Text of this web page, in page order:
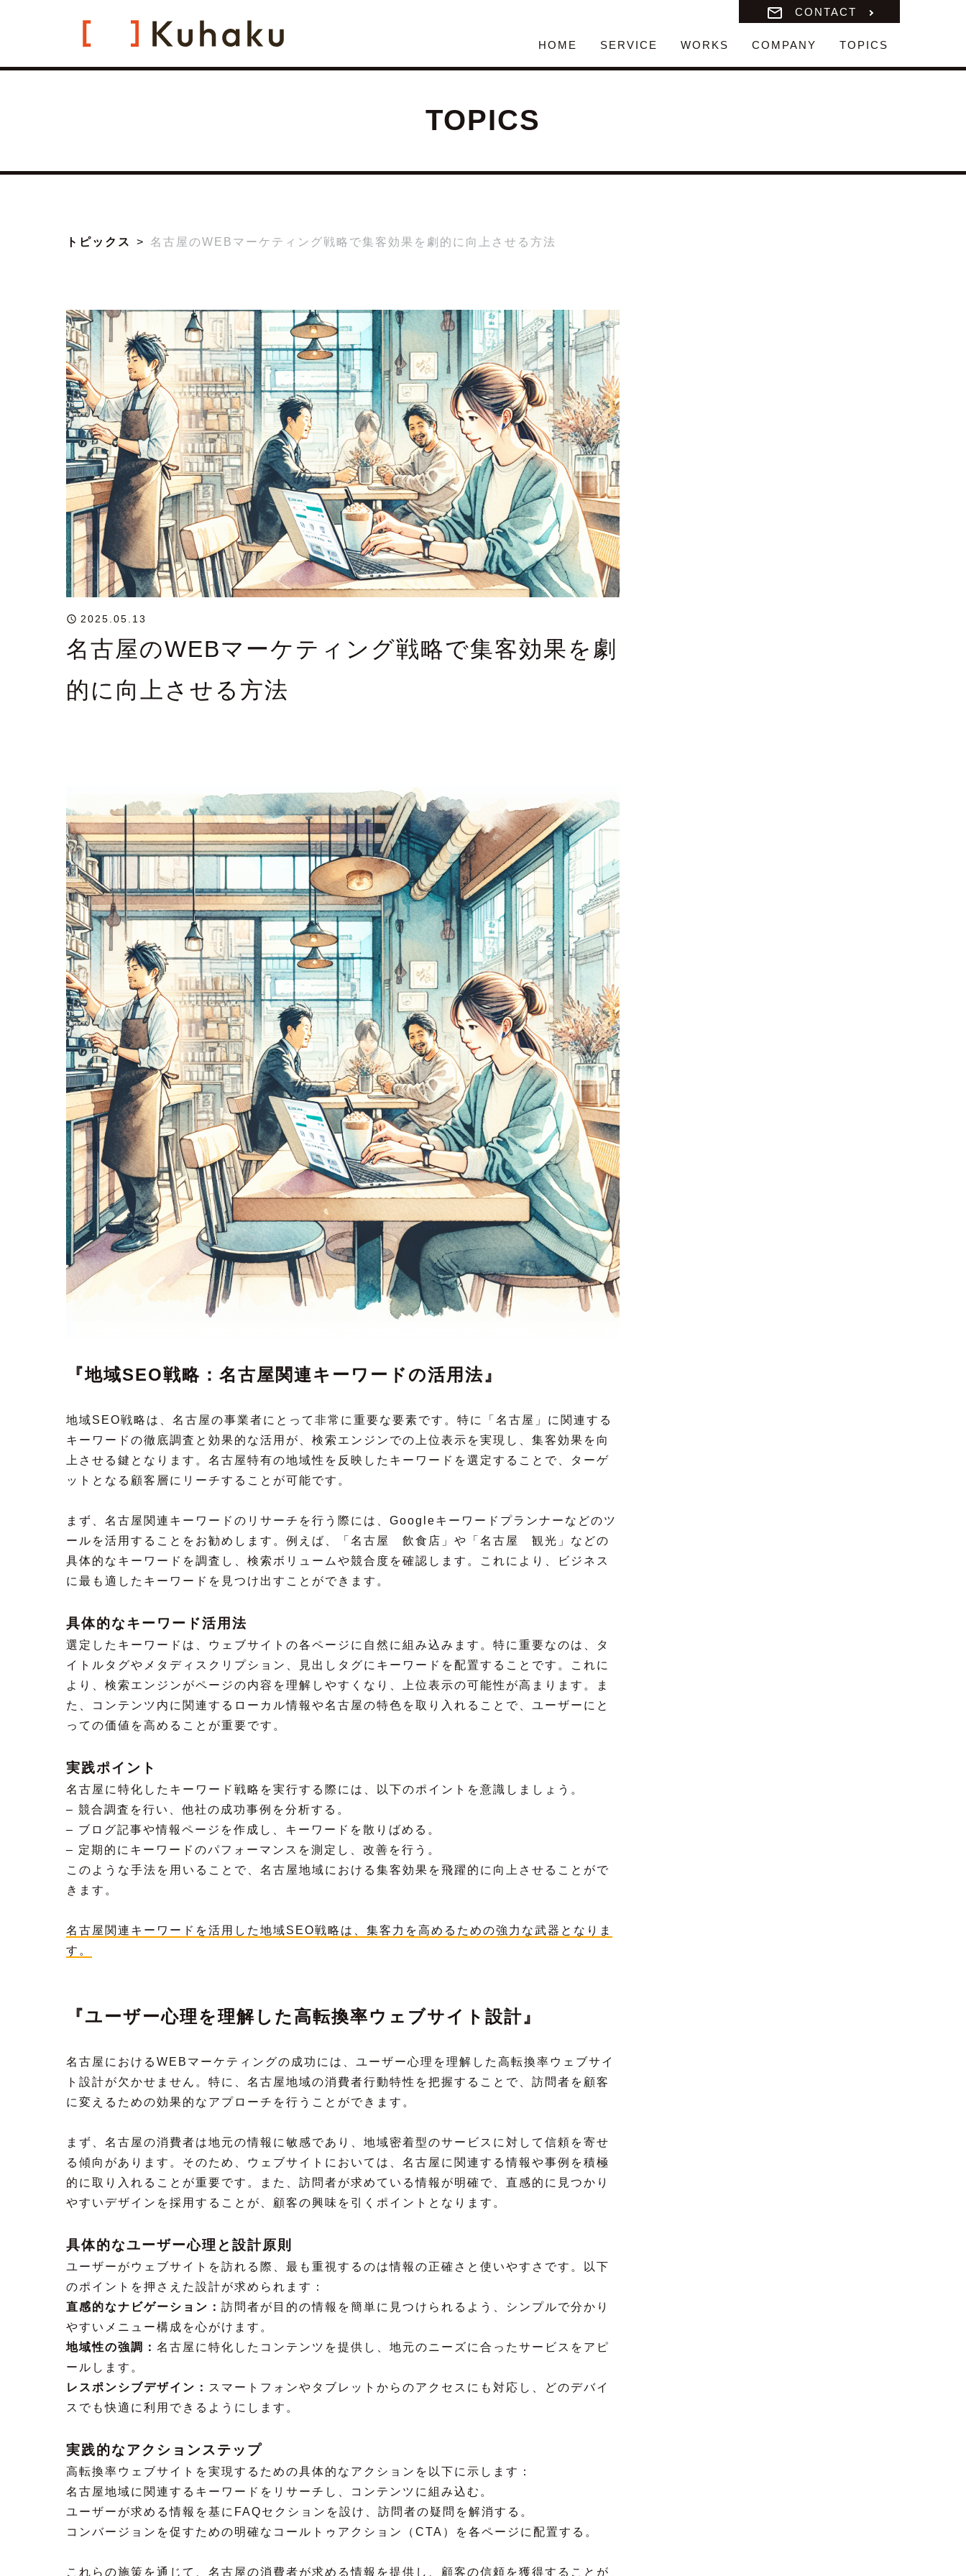
HOME SERVICE WORKS COMPANY TOPICS
CONTACT
TOPICS
トピックス 名古屋のWEBマーケティング戦略で集客効果を劇的に向上させる方法
2025.05.13
名古屋のWEBマーケティング戦略で集客効果を劇
的に向上させる方法
『地域SEO戦略：名古屋関連キーワードの活用法』
地域SEO戦略は、名古屋の事業者にとって非常に重要な要素です。特に「名古屋」に関連する
キーワードの徹底調査と効果的な活用が、検索エンジンでの上位表示を実現し、集客効果を向
上させる鍵となります。名古屋特有の地域性を反映したキーワードを選定することで、ターゲ
ットとなる顧客層にリーチすることが可能です。
まず、名古屋関連キーワードのリサーチを行う際には、Googleキーワードプランナーなどのツ
ールを活用することをお勧めします。例えば、「名古屋 飲食店」や「名古屋 観光」などの
具体的なキーワードを調査し、検索ボリュームや競合度を確認します。これにより、ビジネス
に最も適したキーワードを見つけ出すことができます。
具体的なキーワード活用法
選定したキーワードは、ウェブサイトの各ページに自然に組み込みます。特に重要なのは、タ
イトルタグやメタディスクリプション、見出しタグにキーワードを配置することです。これに
より、検索エンジンがページの内容を理解しやすくなり、上位表示の可能性が高まります。ま
た、コンテンツ内に関連するローカル情報や名古屋の特色を取り入れることで、ユーザーにと
っての価値を高めることが重要です。
実践ポイント
名古屋に特化したキーワード戦略を実行する際には、以下のポイントを意識しましょう。
– 競合調査を行い、他社の成功事例を分析する。
– ブログ記事や情報ページを作成し、キーワードを散りばめる。
– 定期的にキーワードのパフォーマンスを測定し、改善を行う。
このような手法を用いることで、名古屋地域における集客効果を飛躍的に向上させることがで
きます。
名古屋関連キーワードを活用した地域SEO戦略は、集客力を高めるための強力な武器となりま
す。
『ユーザー心理を理解した高転換率ウェブサイト設計』
名古屋におけるWEBマーケティングの成功には、ユーザー心理を理解した高転換率ウェブサイ
ト設計が欠かせません。特に、名古屋地域の消費者行動特性を把握することで、訪問者を顧客
に変えるための効果的なアプローチを行うことができます。
まず、名古屋の消費者は地元の情報に敏感であり、地域密着型のサービスに対して信頼を寄せ
る傾向があります。そのため、ウェブサイトにおいては、名古屋に関連する情報や事例を積極
的に取り入れることが重要です。また、訪問者が求めている情報が明確で、直感的に見つかり
やすいデザインを採用することが、顧客の興味を引くポイントとなります。
具体的なユーザー心理と設計原則
ユーザーがウェブサイトを訪れる際、最も重視するのは情報の正確さと使いやすさです。以下
のポイントを押さえた設計が求められます：
直感的なナビゲーション： 訪問者が目的の情報を簡単に見つけられるよう、シンプルで分かり
やすいメニュー構成を心がけます。
地域性の強調： 名古屋に特化したコンテンツを提供し、地元のニーズに合ったサービスをアピ
ールします。
レスポンシブデザイン： スマートフォンやタブレットからのアクセスにも対応し、どのデバイ
スでも快適に利用できるようにします。
実践的なアクションステップ
高転換率ウェブサイトを実現するための具体的なアクションを以下に示します：
名古屋地域に関連するキーワードをリサーチし、コンテンツに組み込む。
ユーザーが求める情報を基にFAQセクションを設け、訪問者の疑問を解消する。
コンバージョンを促すための明確なコールトゥアクション（CTA）を各ページに配置する。
これらの施策を通じて、名古屋の消費者が求める情報を提供し、顧客の信頼を獲得することが